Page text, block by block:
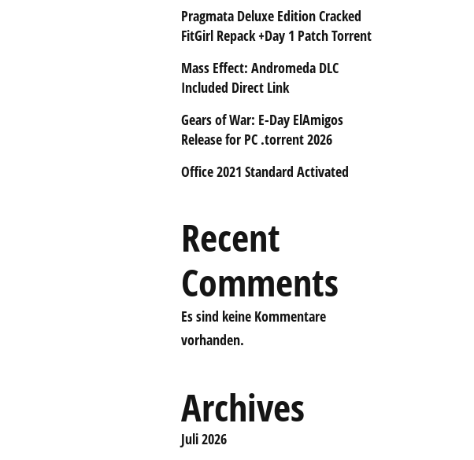
Pragmata Deluxe Edition Cracked
FitGirl Repack +Day 1 Patch Torrent
Mass Effect: Andromeda DLC
Included Direct Link
Gears of War: E-Day ElAmigos
Release for PC .torrent 2026
Office 2021 Standard Activated
Recent
Comments
Es sind keine Kommentare
vorhanden.
Archives
Juli 2026